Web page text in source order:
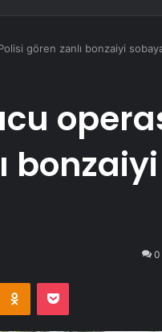
gören zanlı bonzaiyi
0
Odnoklassniki
Pocket